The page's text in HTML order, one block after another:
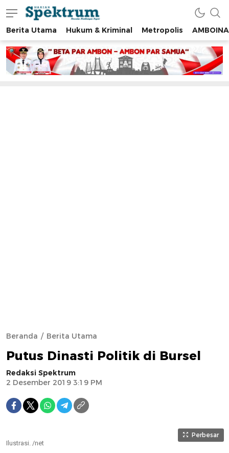
spektrumonline.com
Berita Utama Hukum & Kriminal Metropolis AMBOINA
Beranda Berita Utama
Putus Dinasti Politik di Bursel
Redaksi Spektrum
2 Desember 2019 3:19 PM
Perbesar
Ilustrasi. /net